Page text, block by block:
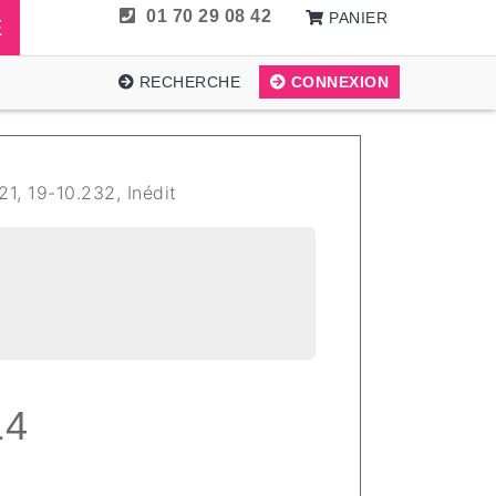
01 70 29 08 42 PANIER
RECHERCHE CONNEXION
19-10.232, Inédit